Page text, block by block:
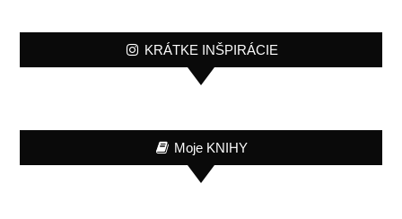
KRÁTKE INŠPIRÁCIE
Moje KNIHY